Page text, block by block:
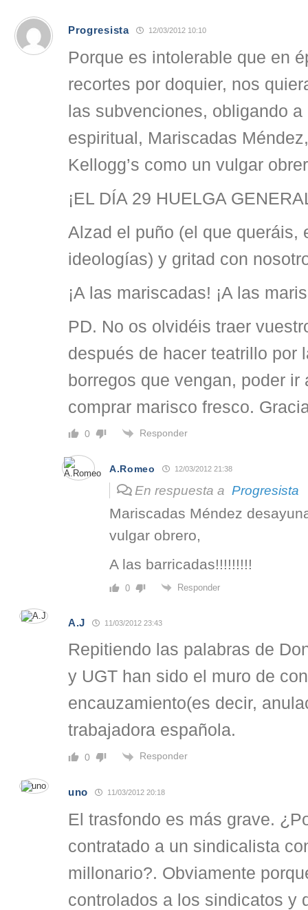
Progresista 12/03/2012 10:10
Porque es intolerable que en
recortes por doquier, nos
las subvenciones, obligando
espiritual, Mariscadas
Kellogg’s como un vulgar
¡EL DÍA 29 HUELGA
Alzad el puño (el que queráis,
ideologías) y gritad con
¡A las mariscadas! ¡A las
PD. No os olvidéis traer
después de hacer teatrillo por
borregos que vengan, poder ir
comprar marisco fresco.
0 Responder
A.Romeo 12/03/2012 21:38
En respuesta a Progresista
Mariscadas Méndez
vulgar obrero,
A las barricadas!!!!!!!!!
0 Responder
A.J 11/03/2012 23:43
Repitiendo las palabras de
y UGT han sido el muro de
encauzamiento(es decir,
trabajadora española.
0 Responder
uno 11/03/2012 20:18
El trasfondo es más grave.
contratado a un sindicalista
millonario?. Obviamente
controlados a los sindicatos y